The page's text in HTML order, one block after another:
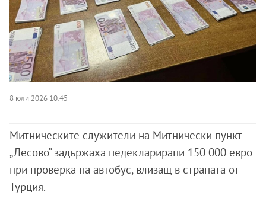
8 юли 2026 10:45
Митническите служители на Митнически пункт
„Лесово“ задържаха недекларирани 150 000 евро
при проверка на автобус, влизащ в страната от
Турция.